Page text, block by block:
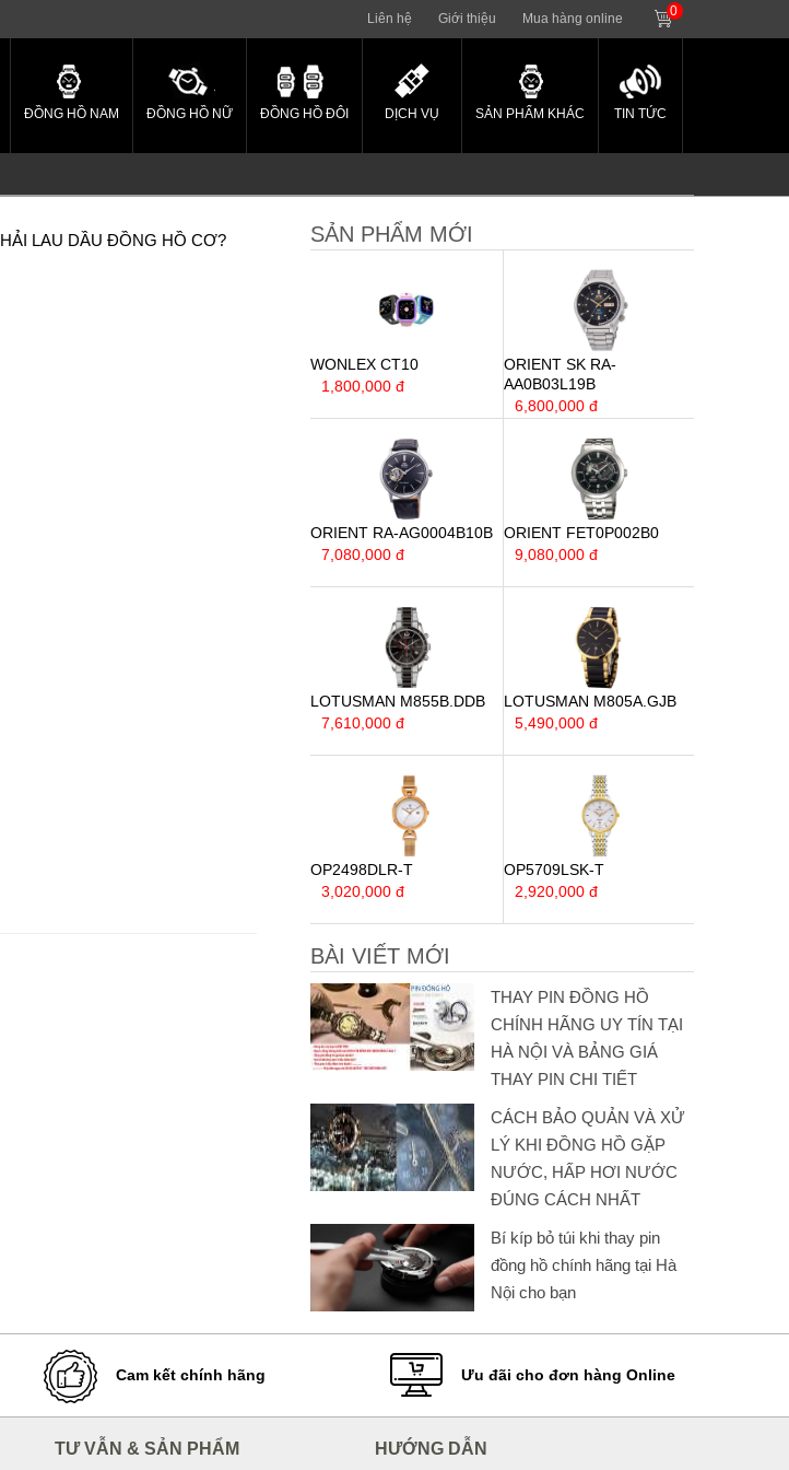
0
Liên hệ Giới thiệu Mua hàng online
ĐỒNG HỒ NAM ĐỒNG HỒ NỮ ĐỒNG HỒ ĐÔI DỊCH VỤ SẢN PHẨM KHÁC TIN TỨC
LAU DẦU ĐỒNG HỒ CƠ? SẢN PHẨM MỚI
WONLEX CT10
1,800,000 đ
ORIENT SK RA-
AA0B03L19B
6,800,000 đ
ORIENT RA-AG0004B10B
7,080,000 đ
ORIENT FET0P002B0
9,080,000 đ
LOTUSMAN M855B.DDB
7,610,000 đ
LOTUSMAN M805A.GJB
5,490,000 đ
OP2498DLR-T
3,020,000 đ
OP5709LSK-T
2,920,000 đ
BÀI VIẾT MỚI
THAY PIN ĐỒNG HỒ
CHÍNH HÃNG UY TÍN TẠI
HÀ NỘI VÀ BẢNG GIÁ
THAY PIN CHI TIẾT
CÁCH BẢO QUẢN VÀ XỬ
LÝ KHI ĐỒNG HỒ GẶP
NƯỚC, HẤP HƠI NƯỚC
ĐÚNG CÁCH NHẤT
Bí kíp bỏ túi khi thay pin
đồng hồ chính hãng tại Hà
Nội cho bạn
Cam kết chính hãng Ưu đãi cho đơn hàng Online
TƯ VẪN & SẢN PHẨM HƯỚNG DẪN